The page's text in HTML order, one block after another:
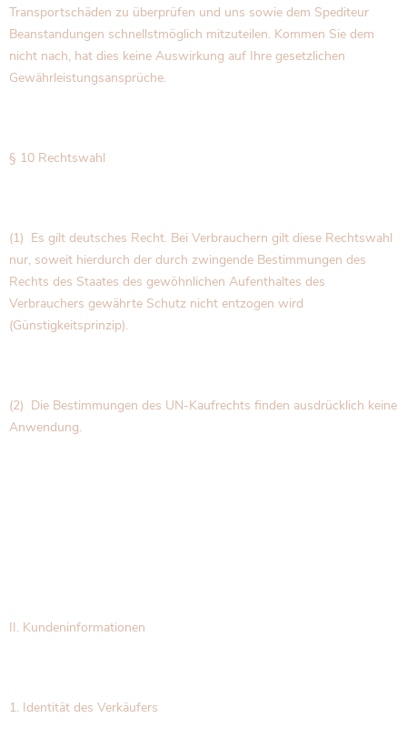
Transportschäden zu überprüfen und uns sowie dem Spediteur
Beanstandungen schnellstmöglich mitzuteilen. Kommen Sie dem
nicht nach, hat dies keine Auswirkung auf Ihre gesetzlichen
Gewährleistungsansprüche.
§ 10 Rechtswahl
(1) Es gilt deutsches Recht. Bei Verbrauchern gilt diese Rechtswahl
nur, soweit hierdurch der durch zwingende Bestimmungen des
Rechts des Staates des gewöhnlichen Aufenthaltes des
Verbrauchers gewährte Schutz nicht entzogen wird
(Günstigkeitsprinzip).
(2) Die Bestimmungen des UN-Kaufrechts finden ausdrücklich keine
Anwendung.
II. Kundeninformationen
1. Identität des Verkäufers